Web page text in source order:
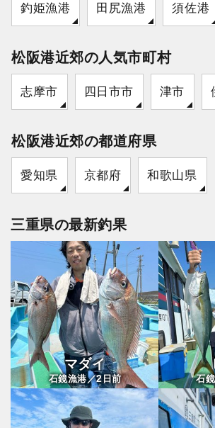
釣姫漁港 田尻漁港 須佐港
松阪港近郊の人気市町村
志摩市 四日市市 津市
松阪港近郊の都道府県
愛知県 京都府 和歌山県
三重県の最新釣果
マダイ
石鏡漁港／2日前 石